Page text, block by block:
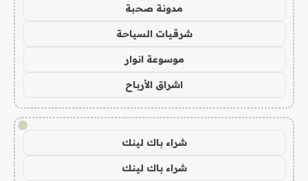
مدونة صحبة
شرقيات السياحة
موسوعة انوار
اشراق الأرباح
!
شراء باك لينك
شراء باك لينك